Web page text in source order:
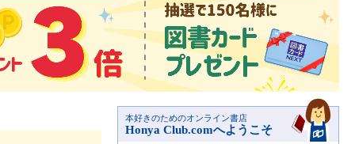
本好きのためのオンライン書店
Honya Club.comへようこそ